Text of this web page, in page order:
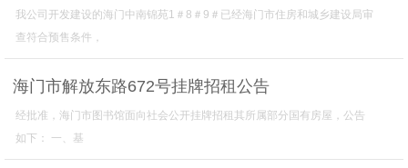
我公司开发建设的海门中南锦苑1＃8＃9＃已经海门市住房和城乡建设局审
查符合预售条件，
海门市解放东路672号挂牌招租公告
经批准，海门市图书馆面向社会公开挂牌招租其所属部分国有房屋，公告
如下： 一、基